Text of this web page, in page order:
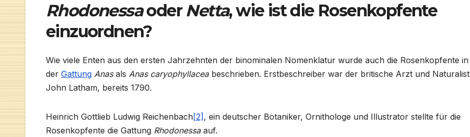
RhodonessaoderNetta, wie ist die Rosenkopfente
einzuordnen?
Wie viele Enten aus den ersten Jahrzehnten der binominalen Nomenklatur wurde auch die Rosenkopfente in
der Gattung Anasals Anas caryophyllacea beschrieben. Erstbeschreiber war der britische Arzt und Naturalist
John Latham, bereits 1790.
Heinrich Gottlieb Ludwig Reichenbach[2] , ein deutscher Botaniker, Ornithologe und Illustrator stellte für die
Rosenkopfente die Gattung Rhodonessaauf.